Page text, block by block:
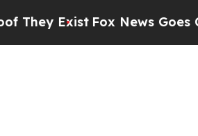
Fox News Goes Quiet as